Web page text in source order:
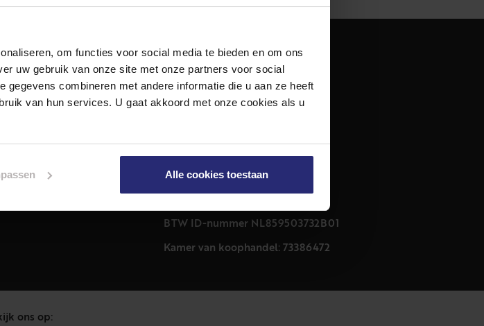
om functies voor social media te bieden en om ons
uw gebruik van onze site met onze partners voor social
combineren met andere informatie die u aan ze heeft
van hun services. U gaat akkoord met onze cookies als u
Alle cookies toestaan
Turfmarkt 32 zwart
2011 CB Haarlem
BTW ID-nummer NL859503732B01
Kamer van koophandel: 73386472
ons op: